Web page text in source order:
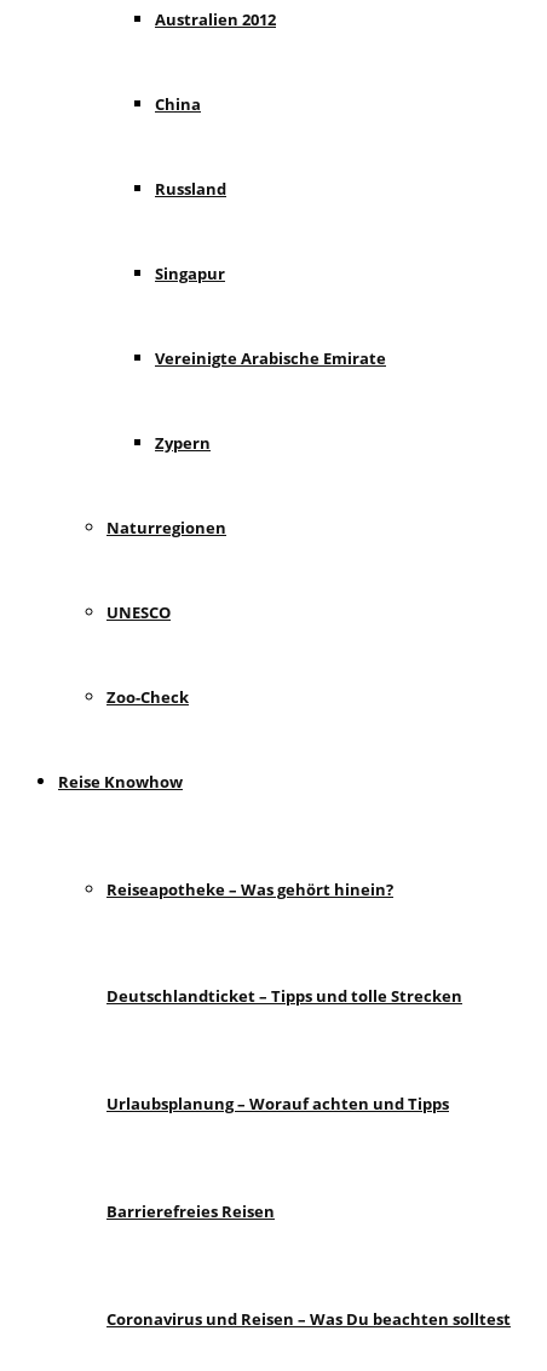
Australien 2012
China
Russland
Singapur
Vereinigte Arabische Emirate
Zypern
Naturregionen
UNESCO
Zoo-Check
Reise Knowhow
Reiseapotheke – Was gehört hinein?
Deutschlandticket – Tipps und tolle Strecken
Urlaubsplanung – Worauf achten und Tipps
Barrierefreies Reisen
Coronavirus und Reisen – Was Du beachten solltest